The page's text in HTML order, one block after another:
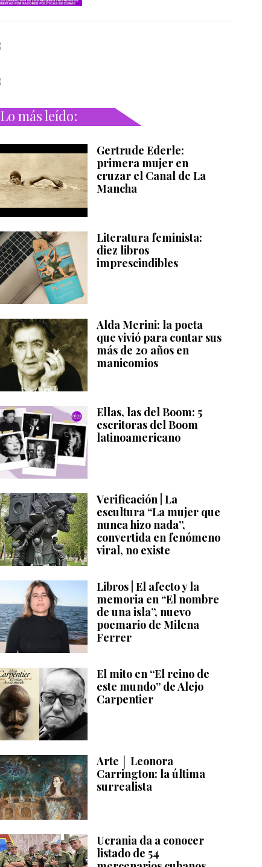
Lo más leído:
Gertrude Ederle:
primera mujer en
cruzar el Canal de La
Mancha
Literatura feminista:
diez libros
imprescindibles
Alda Merini: la poeta
que vivió para contar sus
más de 20 años en
manicomios
Ellas, las del Boom: 5
escritoras del Boom
latinoamericano
Verificación | La
escultura “La mujer que
nunca hizo nada”,
convertida en fenómeno
viral, no existe
Libros | El afecto y la
memoria en “El nombre
de una isla”, nuevo
poemario de Milena
Ferrer
El mito en “El reino de
este mundo” de Alejo
Carpentier
Arte │ Leonora
Carrington: la última
surrealista
Ucrania da a conocer
listado de 54